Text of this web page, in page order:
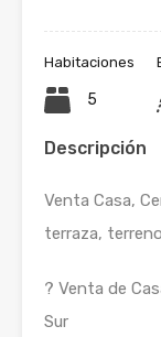
Habitaciones
5
Descripción
Venta Casa,
terraza,
? Venta de
Sur